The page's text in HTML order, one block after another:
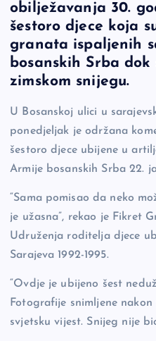
b
o
o
k
Li
n
k
g
er
obilježavanja 30.
šestoro djece koja
granata ispaljenih
bosanskih Srba
zimskom snijegu.
U Bosanskoj ulici u
ponedjeljak je održana
šestoro djece ubijene u
Armije bosanskih Srba 22.
“Sama pomisao da neko
je užasna”, rekao je Fikret
Udruženja roditelja djece
Sarajeva 1992-1995.
“Ovdje je ubijeno šest
Fotografije snimljene
svjetsku vijest. Snijeg nije